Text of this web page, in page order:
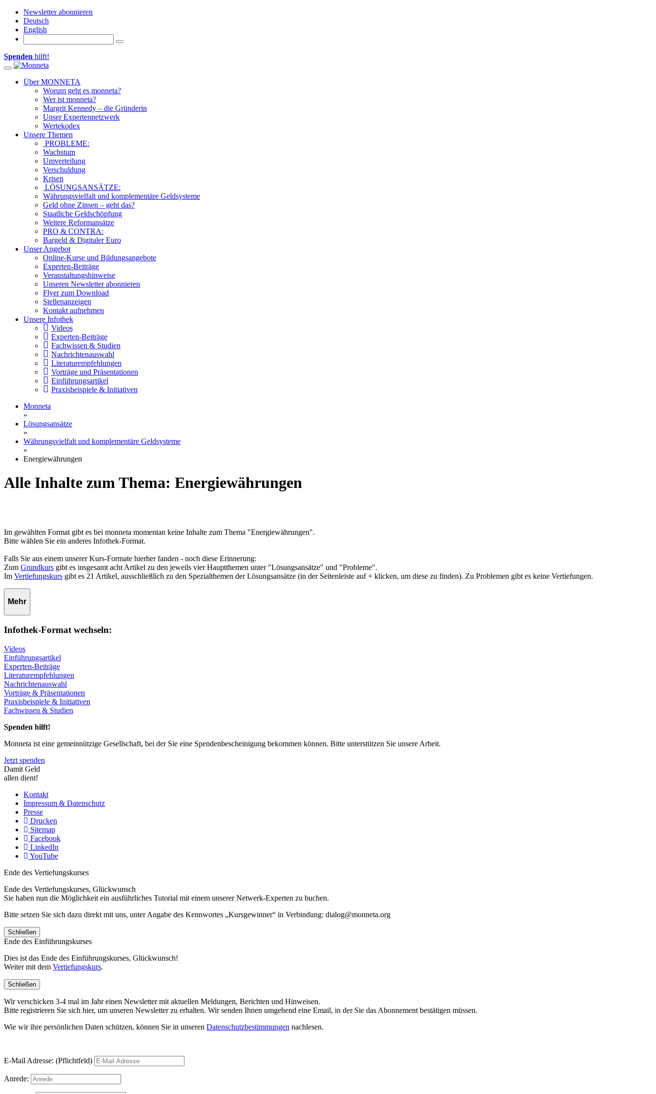
Newsletter abonnieren
Deutsch
English
Spenden hilft!
Toggle navigation
Über MONNETA
Worum geht es monneta?
Wer ist monneta?
Margrit Kennedy – die Gründerin
Unser Expertennetzwerk
Wertekodex
Unsere Themen
PROBLEME:
Wachstum
Umverteilung
Verschuldung
Krisen
LÖSUNGSANSÄTZE:
Währungsvielfalt und komplementäre Geldsysteme
Geld ohne Zinsen – geht das?
Staatliche Geldschöpfung
Weitere Reformansätze
PRO & CONTRA:
Bargeld & Digitaler Euro
Unser Angebot
Online-Kurse und Bildungsangebote
Experten-Beiträge
Veranstaltungshinweise
Unseren Newsletter abonnieren
Flyer zum Download
Stellenanzeigen
Kontakt aufnehmen
Unsere Infothek
Videos
Experten-Beiträge
Fachwissen & Studien
Nachrichtenauswahl
Literaturempfehlungen
Vorträge und Präsentationen
Einführungsartikel
Praxisbeispiele & Initiativen
Monneta
»
Lösungsansätze
»
Währungsvielfalt und komplementäre Geldsysteme
»
Energiewährungen
Alle Inhalte zum Thema: Energiewährungen
Im gewählten Format gibt es bei monneta momentan keine Inhalte zum Thema "Energiewährungen".
Bitte wählen Sie ein anderes Infothek-Format.
Falls Sie aus einem unserer Kurs-Formate hierher fanden - noch diese Erinnerung:
Zum Grundkurs gibt es insgesamt acht Artikel zu den jeweils vier Hauptthemen unter "Lösungsansätze" und "Probleme".
Im Vertiefungskurs gibt es 21 Artikel, ausschließlich zu den Spezialthemen der Lösungsansätze (in der Seitenleiste auf + klicken, um diese zu finden). Zu Problemen gibt es keine Vertiefungen.
Mehr
Infothek-Format wechseln:
Videos
Einführungsartikel
Experten-Beiträge
Literaturempfehlungen
Nachrichtenauswahl
Vorträge & Präsentationen
Praxisbeispiele & Initiativen
Fachwissen & Studien
Spenden hilft!
Monneta ist eine gemeinnützige Gesellschaft, bei der Sie eine Spendenbescheinigung bekommen können. Bitte unterstützen Sie unsere Arbeit.
Jetzt spenden
Damit Geld
allen dient!
Kontakt
Impressum & Datenschutz
Presse
Drucken
Sitemap
Facebook
LinkedIn
YouTube
Ende des Vertiefungskurses
Ende des Vertiefungskurses, Glückwunsch
Sie haben nun die Möglichkeit ein ausführliches Tutorial mit einem unserer Netwerk-Experten zu buchen.
Bitte setzen Sie sich dazu direkt mit uns, unter Angabe des Kennwortes „Kursgewinner“ in Verbindung: dialog@monneta.org
Schließen
Ende des Einführungskurses
Dies ist das Ende des Einführungskurses, Glückwunsch!
Weiter mit dem Vertiefungskurs.
Schließen
Wir verschicken 3-4 mal im Jahr einen Newsletter mit aktuellen Meldungen, Berichten und Hinweisen.
Bitte registrieren Sie sich hier, um unseren Newsletter zu erhalten. Wir senden Ihnen umgehend eine Email, in der Sie das Abonnement bestätigen müssen.
Wie wir ihre persönlichen Daten schützen, können Sie in unseren Datenschutzbestimmungen nachlesen.
E-Mail Adresse: (Pflichtfeld)
Anrede: